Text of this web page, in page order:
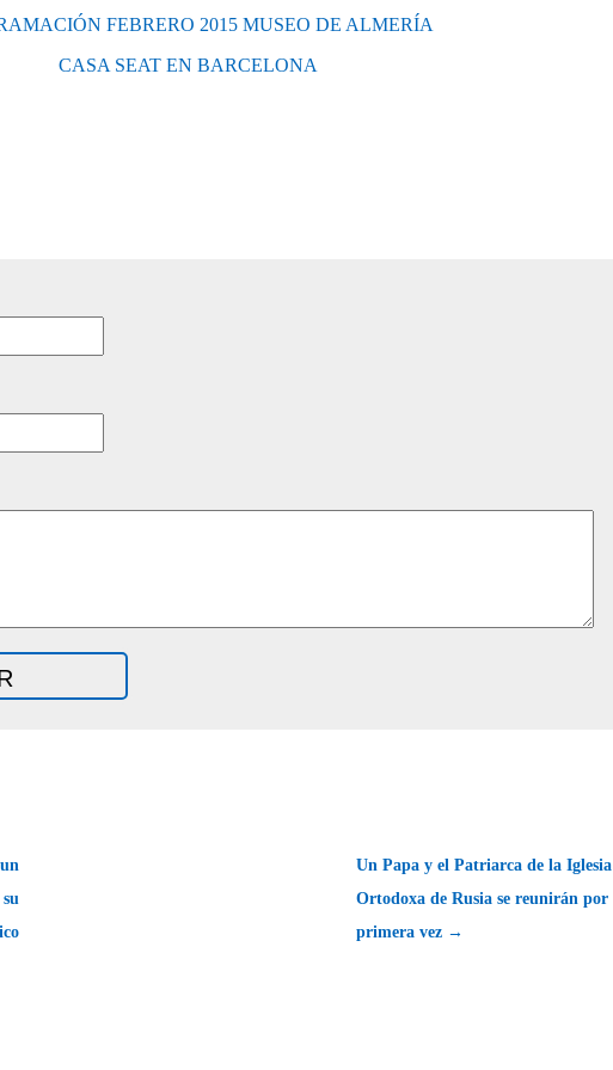
FEBRERO 2015 MUSEO DE ALMERÍA
CASA SEAT EN BARCELONA
Un Papa y el Patriarca de la Iglesia
Ortodoxa de Rusia se reunirán por
primera vez →